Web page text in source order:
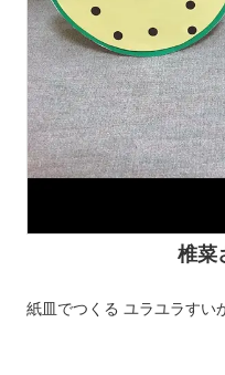
椎菜
紙皿でつくる ユラユラすい